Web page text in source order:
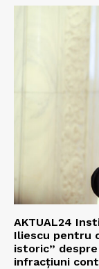
AKTUAL24
Iliescu pentru
istoric”
infracțiuni